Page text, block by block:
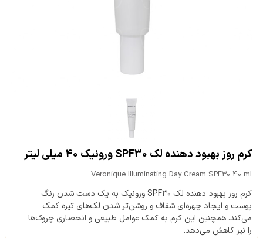
کرم روز بهبود دهنده لک SPF30 ورونیک 40 میلی لیتر
Veronique Illuminating Day Cream SPF30 40 ml
کرم روز بهبود دهنده لک SPF۳۰ ورونیک به یک دست شدن رنگ
پوست و ایجاد چهره‌ای شفاف و روشن‌تر شدن لک‌های تیره کمک
می‌کند. همچنین این کرم به کمک عوامل طبیعی و انحصاری چروک‌ها
را نیز کاهش می‌دهد.